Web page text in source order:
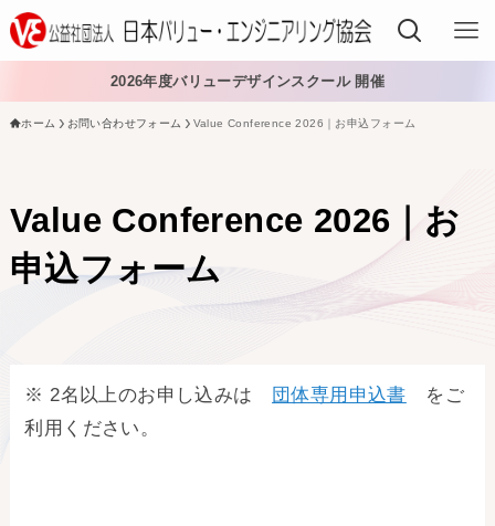
VEを導入する
日本VE協会について
2026年度バリューデザインスクール 開催
ホーム お問い合わせフォーム Value Conference 2026｜お申込フォーム
Value Conference 2026｜お
申込フォーム
※ 2名以上のお申し込みは 団体専用申込書 をご
利用ください。